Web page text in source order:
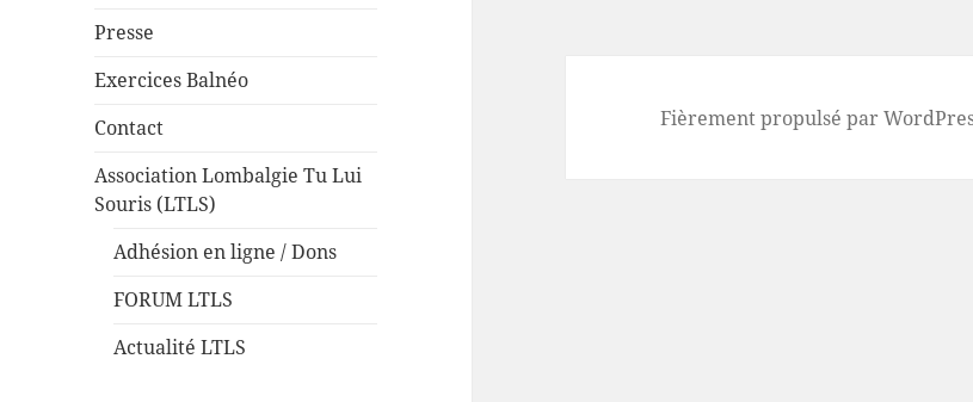
Presse
Exercices Balnéo
Contact
Association Lombalgie Tu Lui
Souris (LTLS)
Adhésion en ligne / Dons
FORUM LTLS
Actualité LTLS
Fièrement propulsé par